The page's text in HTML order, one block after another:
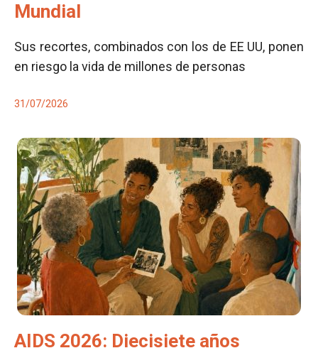
Mundial
Sus recortes, combinados con los de EE UU, ponen
en riesgo la vida de millones de personas
31/07/2026
AIDS 2026: Diecisiete años